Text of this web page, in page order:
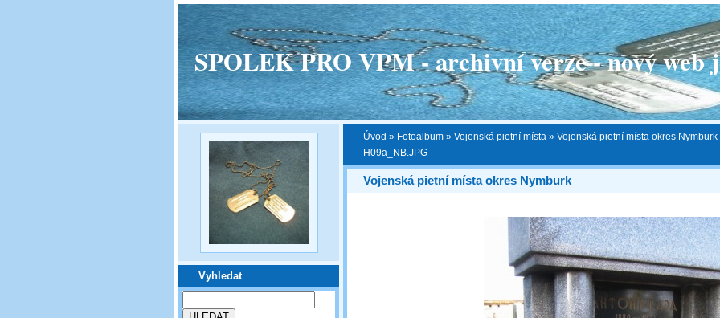
SPOLEK PRO VPM - archivní verze - nový web
Vyhledat
Úvod » Fotoalbum » Vojenská pietní místa » Vojenská pietní místa okres Nymburk
H09a_NB.JPG
Vojenská pietní místa okres Nymburk